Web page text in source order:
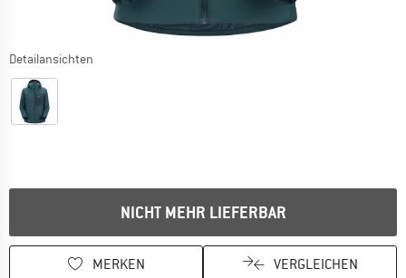
Detailansichten
NICHT MEHR LIEFERBAR
MERKEN VERGLEICHEN